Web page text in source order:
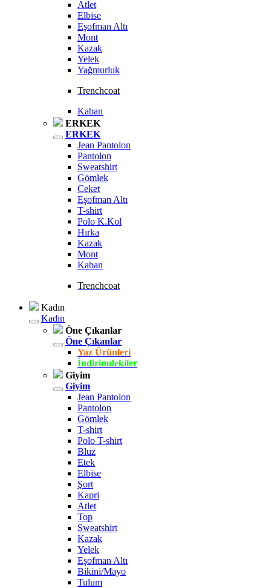
Atlet
Elbise
Eşofman Altı
Mont
Kazak
Yelek
Yağmurluk
Trenchcoat
Kaban
ERKEK
ERKEK
Jean Pantolon
Pantolon
Sweatshirt
Gömlek
Ceket
Eşofman Altı
T-shirt
Polo K.Kol
Hırka
Kazak
Mont
Kaban
Trenchcoat
Kadın
Kadın
Öne Çıkanlar
Öne Çıkanlar
Yaz Ürünleri
İndirimdekiler
Giyim
Giyim
Jean Pantolon
Pantolon
Gömlek
T-shirt
Polo T-shirt
Bluz
Etek
Elbise
Şort
Kapri
Atlet
Top
Sweatshirt
Kazak
Yelek
Eşofman Altı
Bikini/Mayo
Tulum